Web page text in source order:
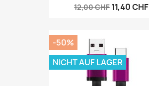
12,00 CHF 11,40 CHF
-50%
NICHT AUF LAGER